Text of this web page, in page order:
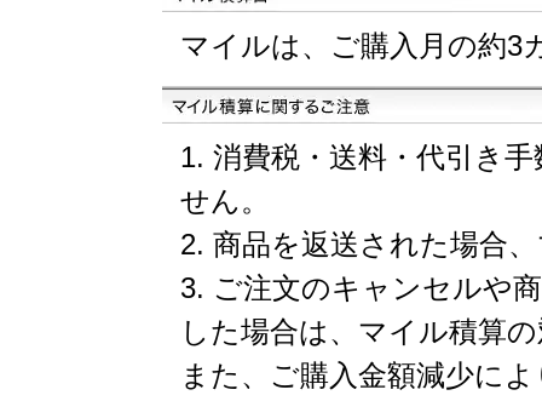
マイルは、ご購入月の約3
消費税・送料・代引き
せん。
商品を返送された場合
ご注文のキャンセルや
した場合は、マイル積算
また、ご購入金額減少に